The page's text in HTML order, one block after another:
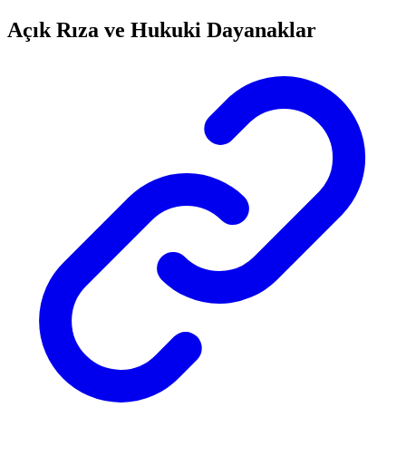
Açık Rıza ve Hukuki Dayanaklar